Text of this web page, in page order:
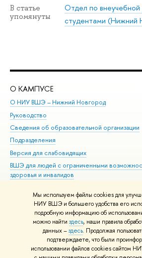
Мы используем файлы cookies для
НИУ ВШЭ и большего удобства его
подробную информацию об
можно найти здесь, наши правила
данных –здесь. Продолжая
подтверждаете, что были
использовании файлов cookies сайтом
В статье
упомянуты
Отдел по
студентами (Нижний
О КАМПУСЕ
О НИУ ВШЭ – Нижний Новгород
Руководство
Сведения об образовательной организации
Подразделения
Версия для слабовидящих
ВШЭ для людей с ограниченными
здоровья и инвалидов
© НИУ ВШЭ 1993–2026 Адреса и контакты